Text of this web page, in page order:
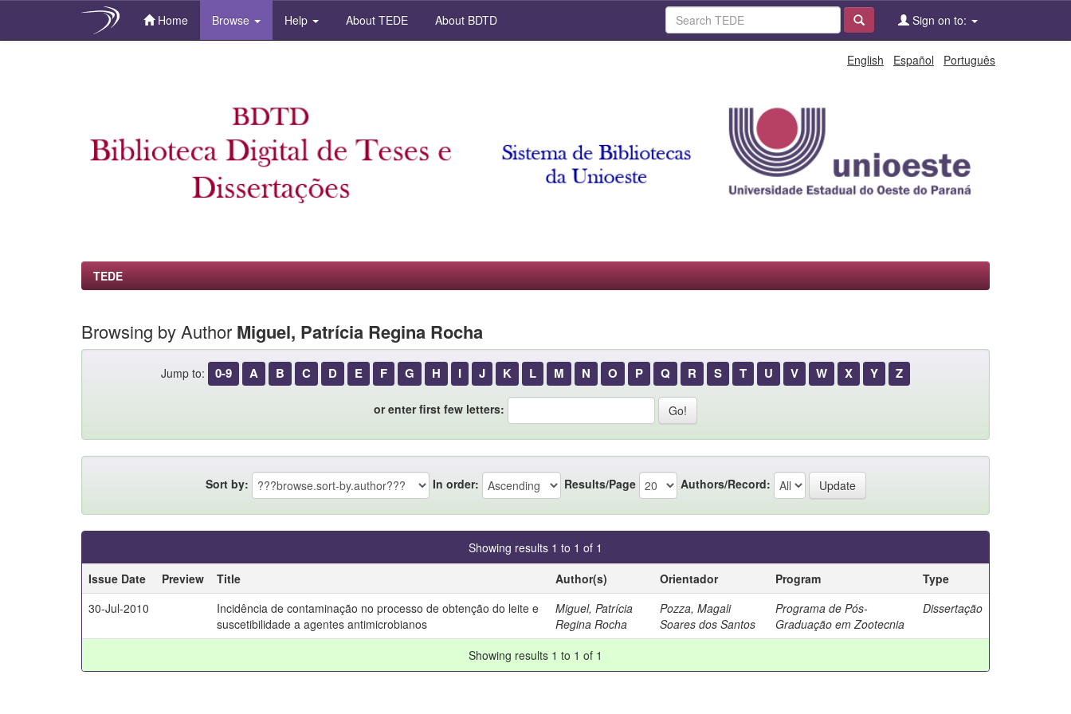
Home Browse Help About TEDE About BDTD Sign on to:
English Español Português
TEDE
Browsing by Author Miguel, Patrícia Regina Rocha
Jump to: 0-9 A B C D E F G H I J K L M N O P Q R S T U V W X Y Z
or enter first few letters:
Sort by: In order: Results/Page Authors/Record:
Showing results 1 to 1 of 1
Issue Date
Preview Title Author(s) Orientador Program
Type
30-Jul-2010
Incidência de contaminação no processo de obtenção do leite e
suscetibilidade a agentes antimicrobianos
Miguel, Patrícia
Regina Rocha
Pozza, Magali
Soares dos Santos
Programa de Pós-
Graduação em Zootecnia
Dissertação
Showing results 1 to 1 of 1